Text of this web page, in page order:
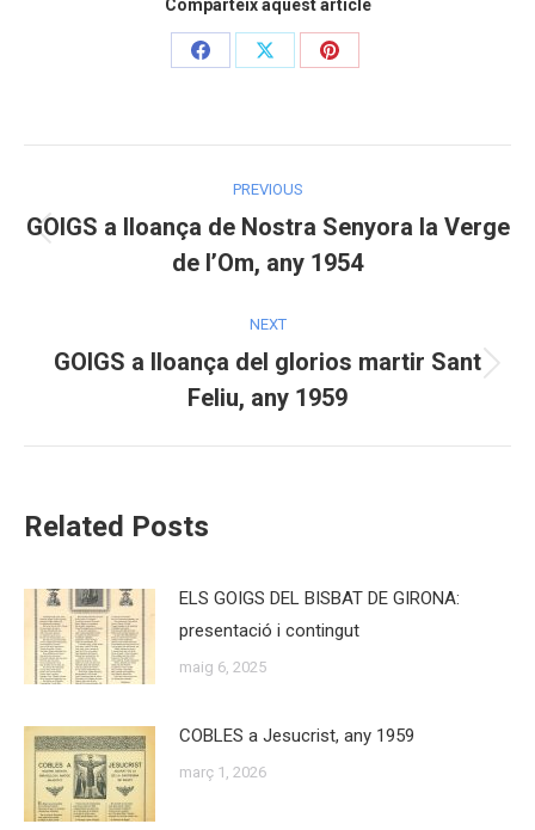
Comparteix aquest article
Share
Share
Share
navigation
PREVIOUS
Previous
post:
GOIGS a lloança de Nostra Senyora la Verge
de l’Om, any 1954
NEXT
Next
post:
GOIGS a lloança del glorios martir Sant
Feliu, any 1959
Related Posts
ELS GOIGS DEL BISBAT DE GIRONA:
presentació i contingut
maig 6, 2025
COBLES a Jesucrist, any 1959
març 1, 2026